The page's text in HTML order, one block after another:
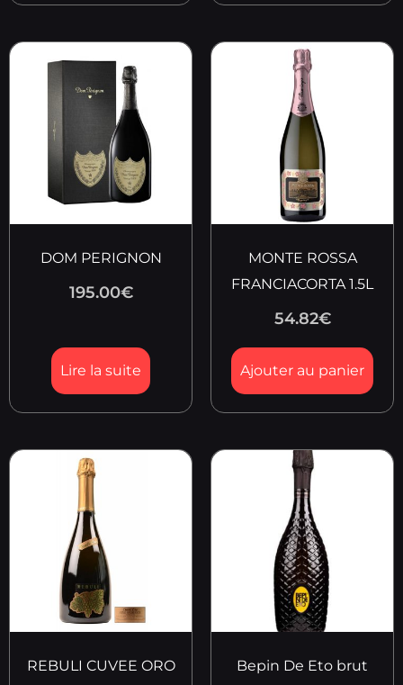
DOM PERIGNON
195.00€
Lire la suite
MONTE ROSSA
FRANCIACORTA 1.5L
54.82€
Ajouter au panier
REBULI CUVEE ORO Bepin De Eto brut